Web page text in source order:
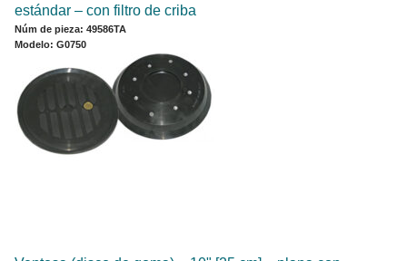
estándar ‒ con filtro de criba
Núm de pieza: 49586TA
Modelo: G0750